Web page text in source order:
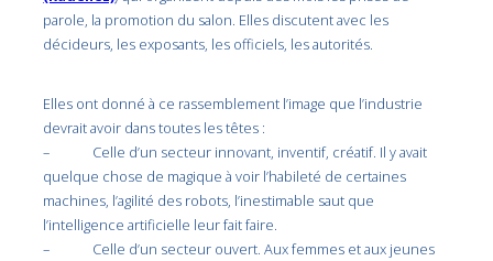
parole, la promotion du salon. Elles discutent avec les
décideurs, les exposants, les officiels, les autorités.
Elles ont donné à ce rassemblement l’image que l’industrie
devrait avoir dans toutes les têtes :
– Celle d’un secteur innovant, inventif, créatif. Il y avait
quelque chose de magique à voir l’habileté de certaines
machines, l’agilité des robots, l’inestimable saut que
l’intelligence artificielle leur fait faire.
– Celle d’un secteur ouvert. Aux femmes et aux jeunes